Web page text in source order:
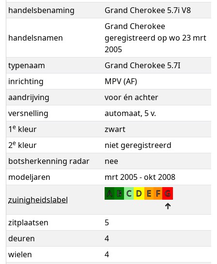
handelsbenaming
Grand Cherokee 5.7i V8
handelsnamen
Grand Cherokee
geregistreerd op wo 23 mrt
2005
typenaam
Grand Cherokee 5.7I
inrichting
MPV (AF)
aandrijving
voor én achter
versnelling
automaat, 5 v.
1e kleur
zwart
2e kleur
niet geregistreerd
botsherkenning radar
nee
modeljaren
mrt 2005 - okt 2008
zuinigheidslabel
A B C D E F G
↑
zitplaatsen
5
deuren
4
wielen
4